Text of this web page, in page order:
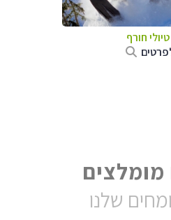
חורף
מומלצים
שלנו